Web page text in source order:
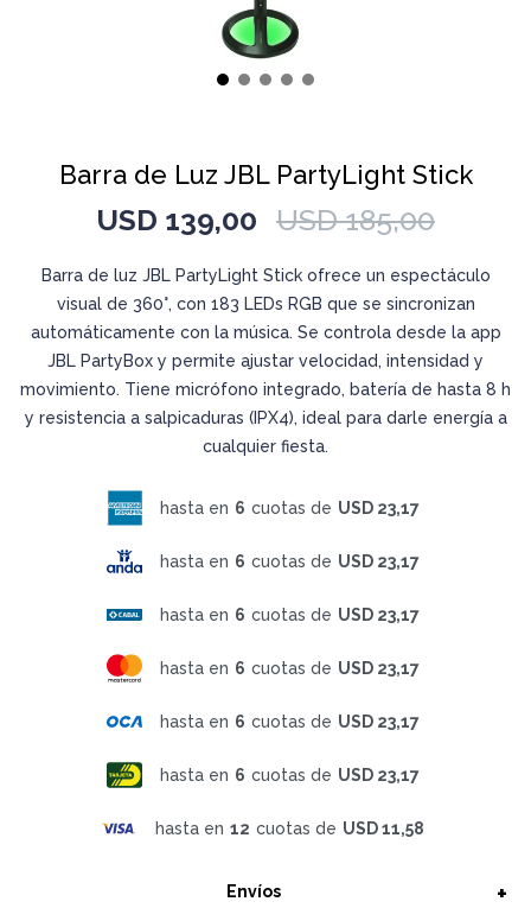
Barra de Luz JBL PartyLight Stick
USD 139,00 USD 185,00
Barra de luz JBL PartyLight Stick ofrece un espectáculo
visual de 360°, con 183 LEDs RGB que se sincronizan
automáticamente con la música. Se controla desde la app
JBL PartyBox y permite ajustar velocidad, intensidad y
movimiento. Tiene micrófono integrado, batería de hasta 8 h
y resistencia a salpicaduras (IPX4), ideal para darle energía a
cualquier fiesta.
hasta en 6 cuotas de USD 23,17
hasta en 6 cuotas de USD 23,17
hasta en 6 cuotas de USD 23,17
hasta en 6 cuotas de USD 23,17
hasta en 6 cuotas de USD 23,17
hasta en 6 cuotas de USD 23,17
hasta en 12 cuotas de USD 11,58
Envíos